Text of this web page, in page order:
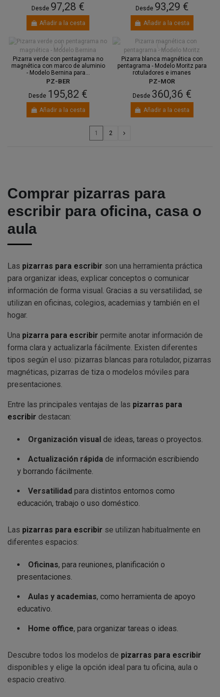
Desde 97,28 €
Añadir a la cesta
Desde 93,29 €
Añadir a la cesta
Pizarra verde con pentagrama no
magnética con marco de aluminio
- Modelo Bernina para...
PZ-BER
Desde 195,82 €
Añadir a la cesta
Pizarra blanca magnética con
pentagrama - Modelo Moritz para
rotuladores e imanes
PZ-MOR
Desde 360,36 €
Añadir a la cesta
1 2
Comprar pizarras para
escribir para oficina, casa o
aula
Las pizarras para escribir son una herramienta práctica
para organizar ideas, explicar conceptos o comunicar
información de forma visual. Gracias a su versatilidad, se
utilizan en oficinas, colegios, academias y también en el
hogar.
Una pizarra para escribir permite anotar información de
forma clara y actualizarla fácilmente. Existen diferentes
tipos según el uso: pizarras blancas para rotulador, pizarras
magnéticas, pizarras de tiza o modelos móviles para
presentaciones.
Entre las principales ventajas de las pizarras para
escribir destacan:
Organización visual de ideas, tareas o proyectos.
Actualización rápida de información escribiendo
y borrando fácilmente.
Versatilidad para distintos entornos como
educación, trabajo o uso doméstico.
Las pizarras para escribir se utilizan habitualmente en
diferentes espacios:
Oficinas, para reuniones, planificación o
presentaciones.
Aulas y academias, como herramienta de apoyo
educativo.
Home office, para organizar tareas o ideas.
Descubre todos los modelos de pizarras para escribir
disponibles y elige la opción ideal para tu oficina, aula o
espacio creativo.